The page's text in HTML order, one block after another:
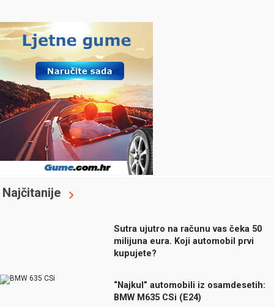
Najčitanije
Sutra ujutro na računu vas čeka 50
milijuna eura. Koji automobil prvi
kupujete?
“Najkul” automobili iz osamdesetih:
BMW M635 CSi (E24)